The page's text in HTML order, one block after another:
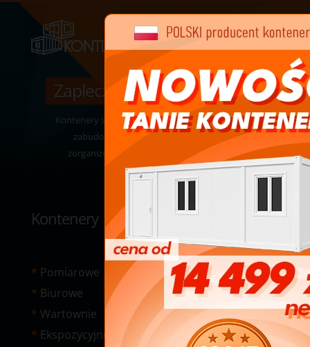
Zaplecza socjalne / biurowe
Kontenery socjalne to szeroko stosowana forma
zabudowy tymczasowej pozwalająca na
zorganizowanie pomieszczeń użytkowych.
Kontenery
Pomiarowe
Biurowe
Wartownie
Ekspozycyjne